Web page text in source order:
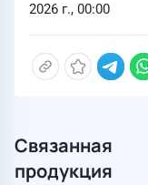
2026 г., 00:00
Связанная
продукция